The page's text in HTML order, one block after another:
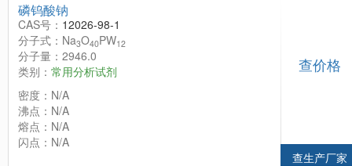
磷钨酸钠
CAS号： 12026-98-1
分子式：Na3O40PW12
分子量：2946.0
类别： 常用分析试剂
密度：N/A
沸点：N/A
熔点：N/A
闪点：N/A
查价格
查生产厂家